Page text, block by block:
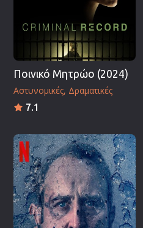
Ποινικό Μητρώο (2024)
Αστυνομικές Δραματικές
7.1